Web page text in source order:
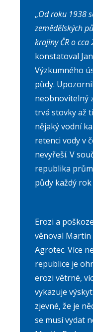
„Od roku 1938
zemědělských
krajiny ČR o
konstatoval
Výzkumného
půdy.
neobnovitelný
trvá stovky až
nějaký vodní
retenci vody v
nevyřeší. V
republika
půdy každý
Erozi a
věnoval Martin
Agrotec. Více
republice je
erozi větrné,
vykazuje
zjevné, že je
se musí vydat